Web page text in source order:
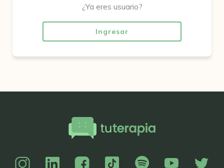
¿Ya eres usuario?
Ingresar